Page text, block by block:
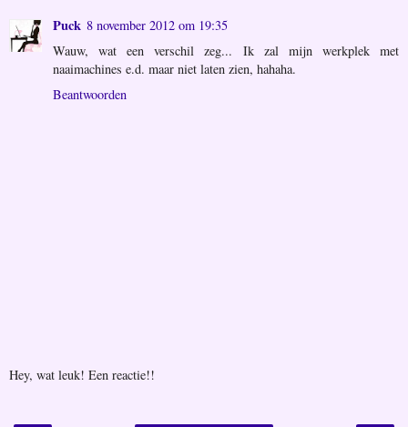
Puck 8 november 2012 om 19:35
Wauw, wat een verschil zeg... Ik zal mijn werkplek met
naaimachines e.d. maar niet laten zien, hahaha.
Beantwoorden
Hey, wat leuk! Een reactie!!